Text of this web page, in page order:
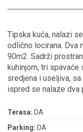
Tipska kuća, nalazi
odlično locirana. Dva
90m2. Sadrži
kuhinjom, tri spavaće
sredjena i useljiva,
ispred se nalaze dva
Terasa: DA
Parking: DA